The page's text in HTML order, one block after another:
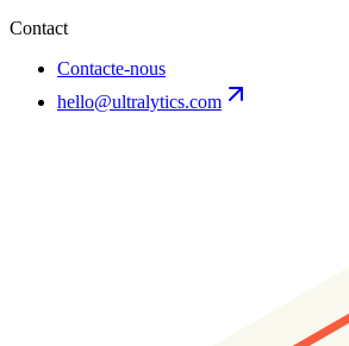
Contact
Contacte-nous
hello@ultralytics.com